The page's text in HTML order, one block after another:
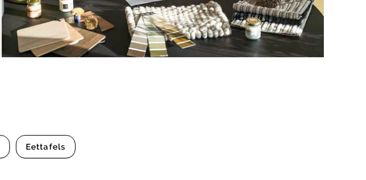
Eettafels